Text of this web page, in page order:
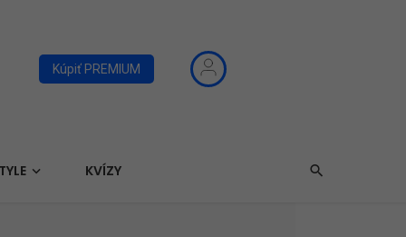
Kúpiť PREMIUM
KVÍZY